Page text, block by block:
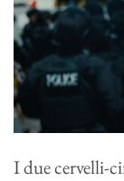
I due cervelli-